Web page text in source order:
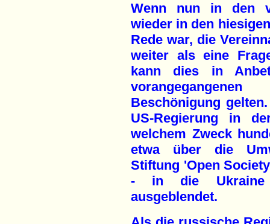
Wenn nun in den
wieder in den
Rede war, die
weiter als eine
kann dies in
Beschönigung
US-Regierung in
welchem Zweck
etwa über die
Stiftung 'Open
- in die Ukraine
ausgeblendet.